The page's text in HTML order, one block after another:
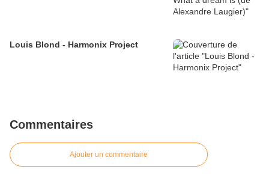
Louis Blond - Harmonix Project
Commentaires
Ajouter un commentaire